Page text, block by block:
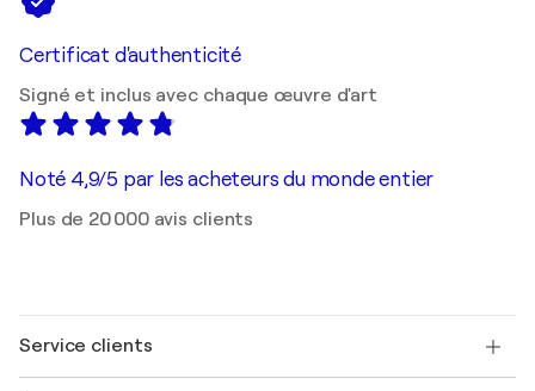
Certificat d'authenticité
Signé et inclus avec chaque œuvre d'art
Noté 4,9/5 par les acheteurs du monde entier
Plus de 20 000 avis clients
Service clients